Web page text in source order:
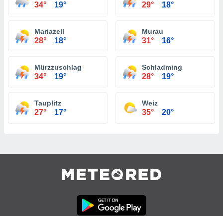
34° 19° 29° 18°
Mariazell
28° 18°
Murau
31° 16°
Mürzzuschlag
34° 19°
Schladming
28° 19°
Tauplitz
27° 17°
Weiz
35° 20°